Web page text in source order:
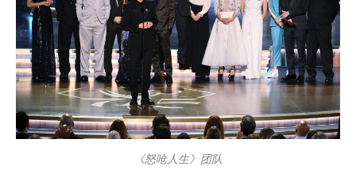
《怒呛人生》团队